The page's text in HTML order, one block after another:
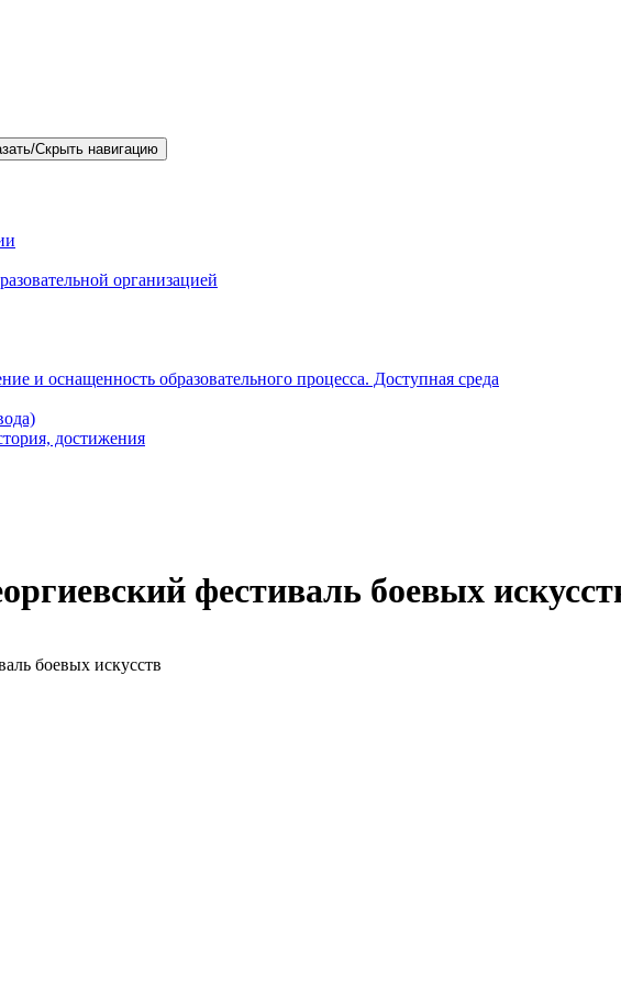
Скрыть навигацию
организацией
и оснащенность образовательного процесса. Доступная среда
достижения
фестиваль боевых
боевых искусств